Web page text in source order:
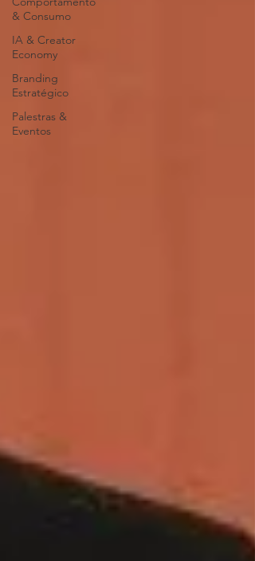
& Consumo
IA & Creator
Economy
Branding
Estratégico
Palestras &
Eventos